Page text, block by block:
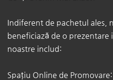
Indiferent de pachetul ales,
beneficiază de o prezentare
noastre includ: ​
Spațiu Online de Promovare: